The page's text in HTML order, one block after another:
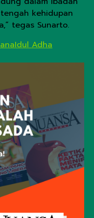
kehidupan
tegas Sunarto.
Idul Adha